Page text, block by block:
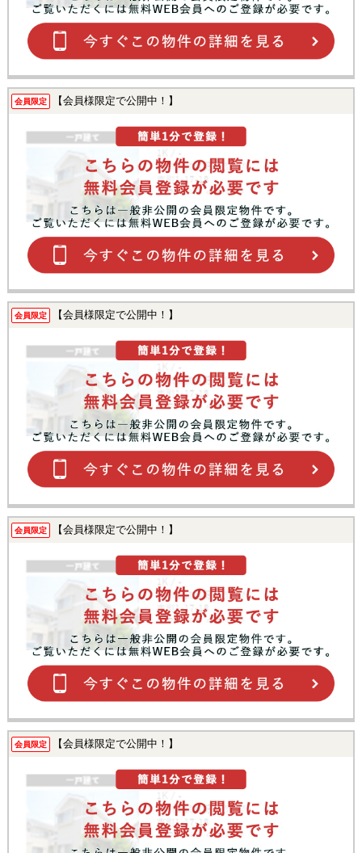
会員限定 【会員様限定で公開中！】
会員限定 【会員様限定で公開中！】
会員限定 【会員様限定で公開中！】
会員限定 【会員様限定で公開中！】